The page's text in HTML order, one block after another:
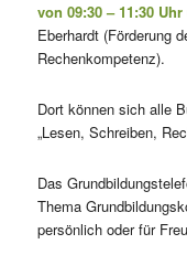
von 09:30 – 11:30 Uhr
Eberhardt (Förderung
Rechenkompetenz).
Dort können sich alle
„Lesen, Schreiben,
Das
Thema
persönlich oder für